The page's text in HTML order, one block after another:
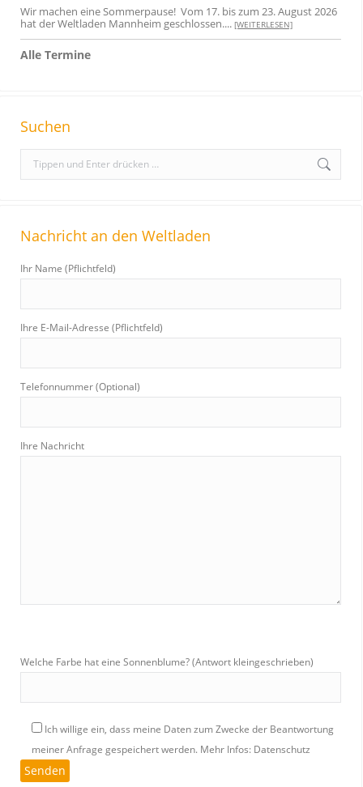
Wir machen eine Sommerpause! Vom 17. bis zum 23. August 2026
hat der Weltladen Mannheim geschlossen.... [WEITERLESEN]
Alle Termine
Suchen
e
c
:
Nachricht an den Weltladen
Ihr Name (Pflichtfeld)
Ihre E-Mail-Adresse (Pflichtfeld)
Telefonnummer (Optional)
Ihre Nachricht
Welche Farbe hat eine Sonnenblume? (Antwort kleingeschrieben)
Ich willige ein, dass meine Daten zum Zwecke der Beantwortung
meiner Anfrage gespeichert werden. Mehr Infos: Datenschutz